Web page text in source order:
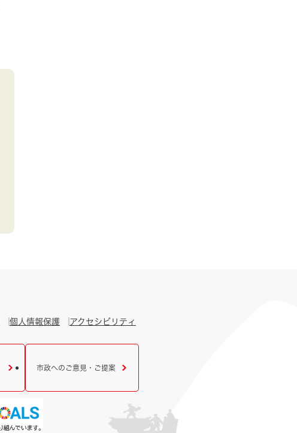
個人情報保護 アクセシビリティ
市政へのご意見・ご提案